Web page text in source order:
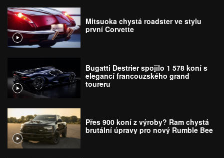
Mitsuoka chystá roadster ve stylu
první Corvette
Bugatti Destrier spojilo 1 578 koní s
elegancí francouzského grand
toureru
Přes 900 koní z výroby? Ram chystá
brutální úpravy pro nový Rumble Bee